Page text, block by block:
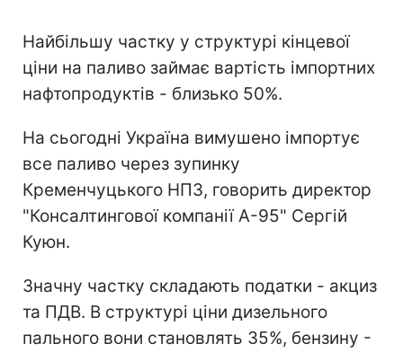
Найбільшу частку у структурі кінцевої
ціни на паливо займає вартість імпортних
нафтопродуктів - близько 50%.
На сьогодні Україна вимушено імпортує
все паливо через зупинку
Кременчуцького НПЗ, говорить директор
"Консалтингової компанії А-95" Сергій
Куюн.
Значну частку складають податки - акциз
та ПДВ. В структурі ціни дизельного
пального вони становлять 35%, бензину -